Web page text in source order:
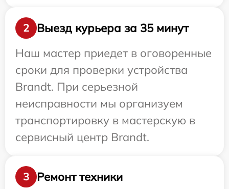
2
Выезд курьера за 35 минут
Наш мастер приедет в оговоренные
сроки для проверки устройства
Brandt. При серьезной
неисправности мы организуем
транспортировку в мастерскую в
сервисный центр Brandt.
3 Ремонт техники